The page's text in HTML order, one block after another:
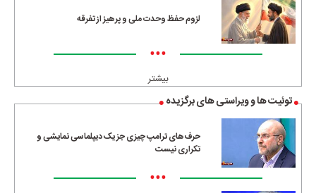
لزوم حفظ وحدت ملی و پرهیز از تفرقه
•••
بیشتر
توئیت ها و ویراستی های برگزیده
حرف‌های ترامپ چیزی جز یک دیپلماسی نمایشی و
تکراری نیست
•••